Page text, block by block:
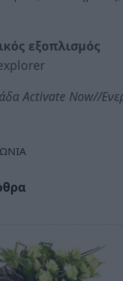
εξοπλισμός
Activate Now//